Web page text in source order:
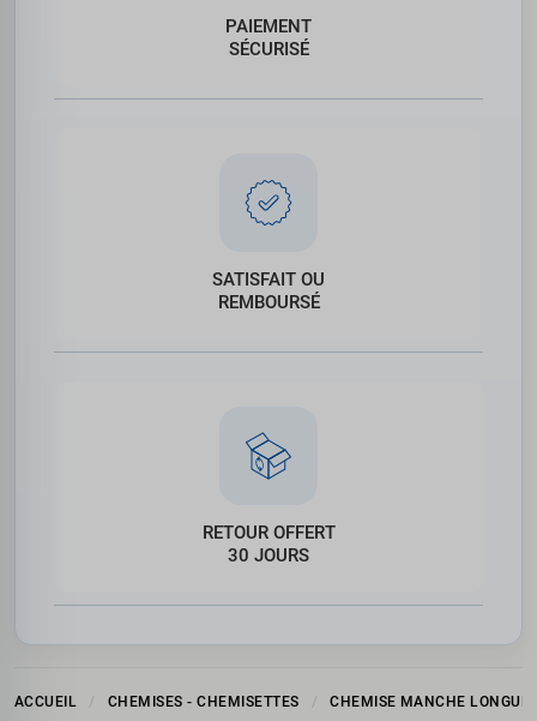
PAIEMENT
SÉCURISÉ
SATISFAIT OU
REMBOURSÉ
RETOUR OFFERT
30 JOURS
ACCUEIL CHEMISES - CHEMISETTES CHEMISE MANCHE LONGUE